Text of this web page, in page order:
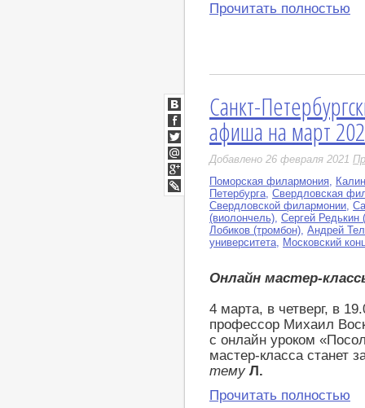
Прочитать полностью
Санкт-
афиша на март
Добавлено 26 февраля 2021
Поморская филармония
Петербурга Свердловская
Свердловской филармонии
(виолончель) Сергей Редькин
Лобиков (тромбон) Андрей
университета
Московский
Онлайн мастер-
4 марта, в четверг, в
профессор Михаил
с онлайн уроком
мастер-класса станет
тему Л.
Прочитать полностью
ВКонтакте
Facebook
Twitter
Мой
Мир
Google+
LiveJournal